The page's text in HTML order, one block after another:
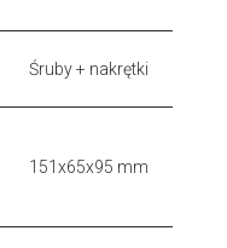
Śruby + nakrętki
151x65x95 mm